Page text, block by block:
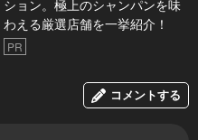
ション。極上のシャンパンを味
わえる厳選店舗を一挙紹介！
PR
コメントする